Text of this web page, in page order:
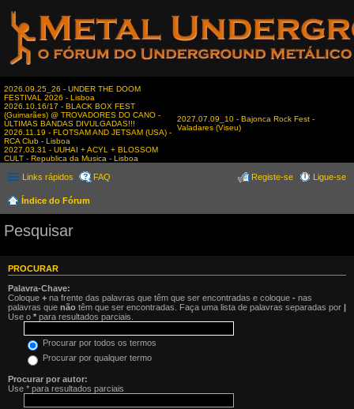
2026.09.25_26 - UNDER THE DOOM
FESTIVAL 2026 - Lisboa
2026.10.16/17 - BLACK BOX FEST
(Guimarães) @ TROVADORES DO CANO -
ÚLTIMAS BANDAS DIVULGADAS!!!
2026.11.19 - FLOTSAM AND JETSAM (USA) -
RCA Club - Lisboa
2027.03.31 - UUHAI + ACYL + BLOSSOM
CULT - Republica da Musica - Lisboa
2027.07.09_10 - Bajonca Rock Fest -
Valadares (Viseu)
Links rápidos FAQ Ligue-se
Registe-se
Índice do Fórum
Pesquisar
PROCURAR
Palavra-Chave:
Coloque + na frente das palavras que têm que ser encontradas e coloque - nas
palavras que não têm que ser encontradas. Faça uma lista de palavras separadas por |
Use o * para resultados parciais.
Procurar por todos os termos
Procurar por qualquer termo
Procurar por autor:
Use * para resultados parciais